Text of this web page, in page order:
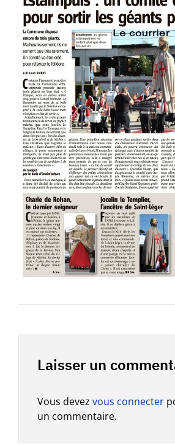
Laisser un
Vous devez vous connecter
un commentaire.